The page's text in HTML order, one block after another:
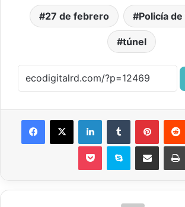
27 de febrero Policía
túnel
Facebook
X LinkedInTumblr
Pocket Skype Compartir por